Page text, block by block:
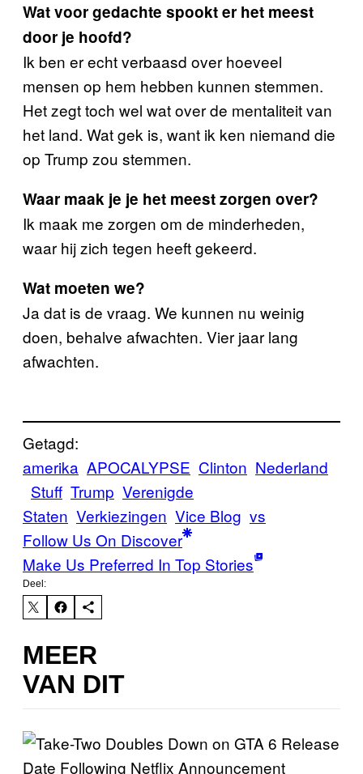
Wat voor gedachte spookt er het meest
door je hoofd?
Ik ben er echt verbaasd over hoeveel
mensen op hem hebben kunnen stemmen.
Het zegt toch wel wat over de mentaliteit van
het land. Wat gek is, want ik ken niemand die
op Trump zou stemmen.
Waar maak je je het meest zorgen over?
Ik maak me zorgen om de minderheden,
waar hij zich tegen heeft gekeerd.
Wat moeten we?
Ja dat is de vraag. We kunnen nu weinig
doen, behalve afwachten. Vier jaar lang
afwachten.
Getagd:
amerika APOCALYPSE Clinton Nederland
Stuff Trump Verenigde
Staten Verkiezingen Vice Blog vs
Follow Us On Discover
Make Us Preferred In Top Stories
Deel:
MEER
VAN DIT